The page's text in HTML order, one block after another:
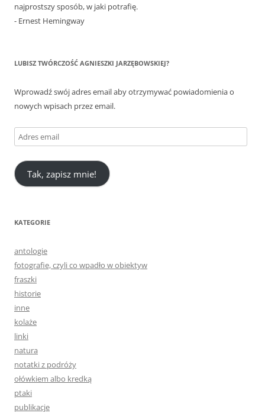
najprostszy sposób, w jaki potrafię.
- Ernest Hemingway
LUBISZ TWÓRCZOŚĆ AGNIESZKI JARZĘBOWSKIEJ?
Wprowadź swój adres email aby otrzymywać powiadomienia o
nowych wpisach przez email.
Adres
email
Tak, zapisz mnie!
KATEGORIE
antologie
fotografie, czyli co wpadło w obiektyw
fraszki
historie
inne
kolaże
linki
natura
notatki z podróży
ołówkiem albo kredką
ptaki
publikacje